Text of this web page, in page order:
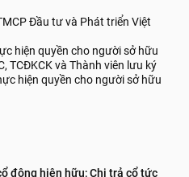
Đầu tư và Phát triển Việt
hiện quyền cho người sở hữu
TCĐKCK và Thành viên lưu ký
hiện quyền cho người sở hữu
đông hiện hữu; Chi trả cổ tức